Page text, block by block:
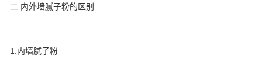
二.内外墙腻子粉的区别
1.内墙腻子粉